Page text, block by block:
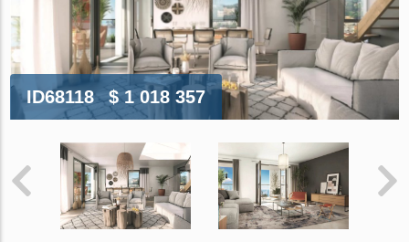
ID68118 $ 1 018 357